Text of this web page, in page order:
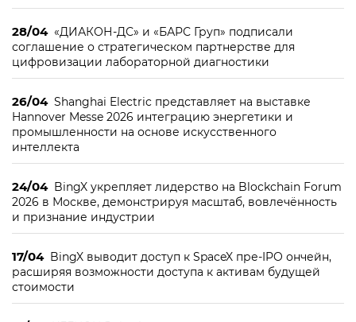
28/04 «ДИАКОН-ДС» и «БАРС Груп» подписали
соглашение о стратегическом партнерстве для
цифровизации лабораторной диагностики
26/04 Shanghai Electric представляет на выставке
Hannover Messe 2026 интеграцию энергетики и
промышленности на основе искусственного
интеллекта
24/04 BingX укрепляет лидерство на Blockchain Forum
2026 в Москве, демонстрируя масштаб, вовлечённость
и признание индустрии
17/04 BingX выводит доступ к SpaceX пре-IPO ончейн,
расширяя возможности доступа к активам будущей
стоимости